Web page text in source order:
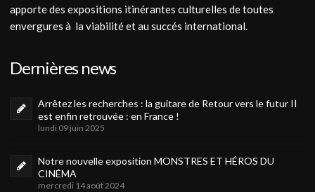
apporte des expositions itinérantes culturelles de toutes
envergures à la viabilité et au succés international.
Dernières news
Arrêtez les recherches : la guitare de Retour vers le futur II
est enfin retrouvée : en France !
lundi 09 juin 2025
Notre nouvelle exposition MONSTRES ET HÉROS DU
CINÉMA
mercredi 14 août 2024